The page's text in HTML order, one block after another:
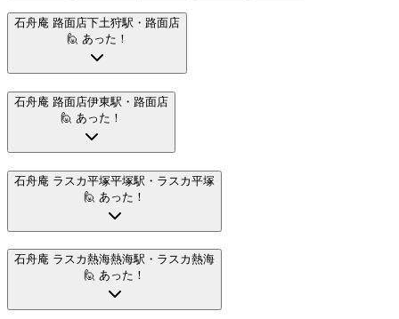
石舟庵 路面店下土狩駅 ・路面店
🙋 あった！
石舟庵 路面店伊東駅 ・路面店
🙋 あった！
石舟庵 ラスカ平塚平塚駅 ・ラスカ平塚
🙋 あった！
石舟庵 ラスカ熱海熱海駅 ・ラスカ熱海
🙋 あった！